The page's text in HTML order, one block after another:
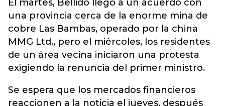
El martes, Bellido llegó a un acuerdo con
una provincia cerca de la enorme mina de
cobre Las Bambas, operado por la china
MMG Ltd., pero el miércoles, los residentes
de un área vecina iniciaron una protesta
exigiendo la renuncia del primer ministro.
Se espera que los mercados financieros
reaccionen a la noticia el jueves, después